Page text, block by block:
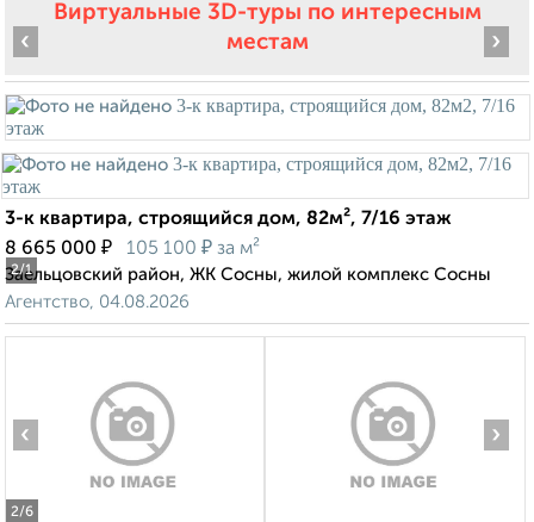
Виртуальные 3D-туры по интересным
местам
2/1
‹ ›
3-к квартира, строящийся дом, 82м², 7/16 этаж
8 665 000 ₽ 105 100 ₽ за м²
Заельцовский район, ЖК Сосны, жилой комплекс Сосны
Агентство, 04.08.2026
2/6
‹ ›